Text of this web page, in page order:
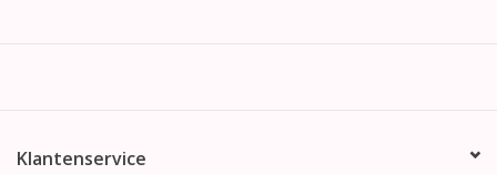
Klantenservice